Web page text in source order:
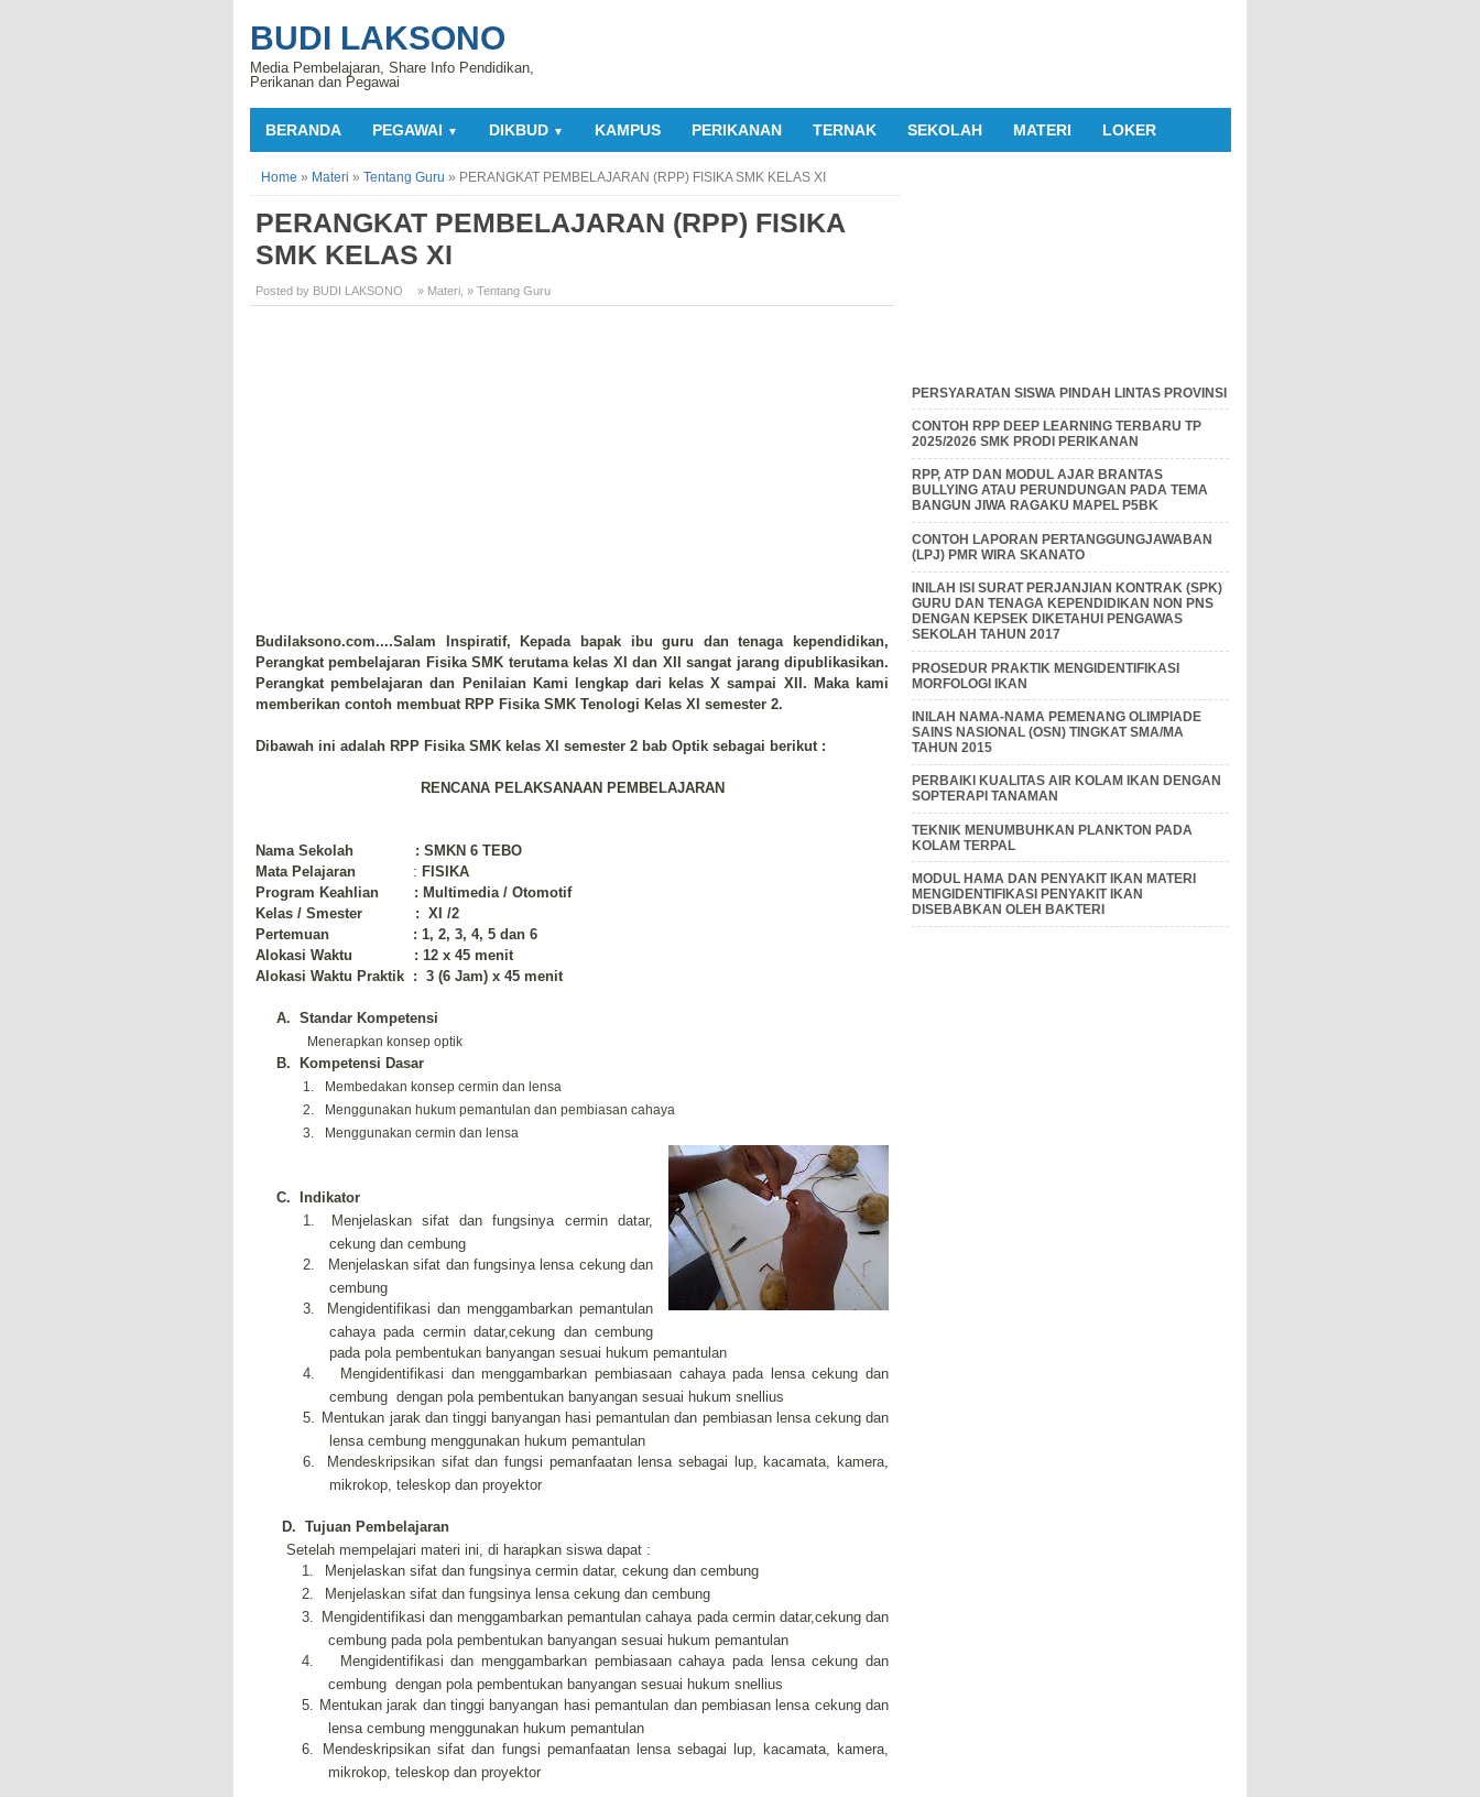
BUDI LAKSONO
Media Pembelajaran, Share Info Pendidikan,
Perikanan dan Pegawai
BERANDA PEGAWAI ▼ DIKBUD ▼ KAMPUS PERIKANAN TERNAK SEKOLAH MATERI LOKER
Home » Materi » Tentang Guru » PERANGKAT PEMBELAJARAN (RPP) FISIKA SMK KELAS XI
PERANGKAT PEMBELAJARAN (RPP) FISIKA
SMK KELAS XI
Posted by BUDI LAKSONO » Materi » Tentang Guru
Budilaksono.com....Salam Inspiratif, Kepada bapak ibu guru dan tenaga kependidikan,
Perangkat pembelajaran Fisika SMK terutama kelas XI dan XII sangat jarang dipublikasikan.
Perangkat pembelajaran dan Penilaian Kami lengkap dari kelas X sampai XII. Maka kami
memberikan contoh membuat RPP Fisika SMK Tenologi Kelas XI semester 2.
Dibawah ini adalah RPP Fisika SMK kelas XI semester 2 bab Optik sebagai berikut :
RENCANA PELAKSANAAN PEMBELAJARAN
Nama Sekolah : SMKN 6 TEBO
Mata Pelajaran
: FISIKA
Program Keahlian : Multimedia / Otomotif
Kelas / Smester : XI /2
Pertemuan : 1, 2, 3, 4, 5 dan 6
Alokasi Waktu : 12 x 45 menit
Alokasi Waktu Praktik : 3 (6 Jam) x 45 menit
A. Standar Kompetensi
Menerapkan konsep optik
B. Kompetensi Dasar
1.
Membedakan konsep cermin dan lensa
2.
Menggunakan hukum pemantulan dan pembiasan cahaya
3.
Menggunakan cermin dan lensa
C.
Indikator
1.
Menjelaskan sifat dan fungsinya cermin datar,
cekung dan cembung
2.
Menjelaskan sifat dan fungsinya lensa cekung dan
cembung
3.
Mengidentifikasi dan menggambarkan pemantulan
cahaya pada cermin datar,cekung dan cembung
pada pola pembentukan banyangan sesuai hukum pemantulan
4.
Mengidentifikasi dan menggambarkan pembiasaan cahaya pada lensa cekung dan
cembung dengan pola pembentukan banyangan sesuai hukum snellius
5. Mentukan jarak dan tinggi banyangan hasi pemantulan dan pembiasan lensa cekung dan
lensa cembung menggunakan hukum pemantulan
6.
Mendeskripsikan sifat dan fungsi pemanfaatan lensa sebagai lup, kacamata, kamera,
mikrokop, teleskop dan proyektor
D. Tujuan Pembelajaran
Setelah mempelajari materi ini, di harapkan siswa dapat :
1.
Menjelaskan sifat dan fungsinya cermin datar, cekung dan cembung
2.
Menjelaskan sifat dan fungsinya lensa cekung dan cembung
3.
Mengidentifikasi dan menggambarkan pemantulan cahaya pada cermin datar,cekung dan
cembung pada pola pembentukan banyangan sesuai hukum pemantulan
4.
Mengidentifikasi dan menggambarkan pembiasaan cahaya pada lensa cekung dan
cembung dengan pola pembentukan banyangan sesuai hukum snellius
5. Mentukan jarak dan tinggi banyangan hasi pemantulan dan pembiasan lensa cekung dan
lensa cembung menggunakan hukum pemantulan
6.
Mendeskripsikan sifat dan fungsi pemanfaatan lensa sebagai lup, kacamata, kamera,
mikrokop, teleskop dan proyektor
PERSYARATAN SISWA PINDAH LINTAS PROVINSI
CONTOH RPP DEEP LEARNING TERBARU TP
2025/2026 SMK PRODI PERIKANAN
RPP, ATP DAN MODUL AJAR BRANTAS
BULLYING ATAU PERUNDUNGAN PADA TEMA
BANGUN JIWA RAGAKU MAPEL P5BK
CONTOH LAPORAN PERTANGGUNGJAWABAN
(LPJ) PMR WIRA SKANATO
INILAH ISI SURAT PERJANJIAN KONTRAK (SPK)
GURU DAN TENAGA KEPENDIDIKAN NON PNS
DENGAN KEPSEK DIKETAHUI PENGAWAS
SEKOLAH TAHUN 2017
PROSEDUR PRAKTIK MENGIDENTIFIKASI
MORFOLOGI IKAN
INILAH NAMA-NAMA PEMENANG OLIMPIADE
SAINS NASIONAL (OSN) TINGKAT SMA/MA
TAHUN 2015
PERBAIKI KUALITAS AIR KOLAM IKAN DENGAN
SOPTERAPI TANAMAN
TEKNIK MENUMBUHKAN PLANKTON PADA
KOLAM TERPAL
MODUL HAMA DAN PENYAKIT IKAN MATERI
MENGIDENTIFIKASI PENYAKIT IKAN
DISEBABKAN OLEH BAKTERI